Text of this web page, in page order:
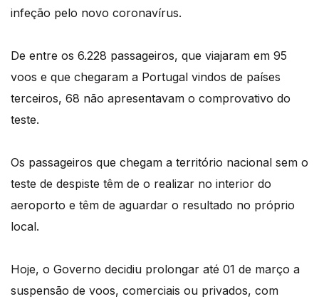
infeção pelo novo coronavírus.
De entre os 6.228 passageiros, que viajaram em 95
voos e que chegaram a Portugal vindos de países
terceiros, 68 não apresentavam o comprovativo do
teste.
Os passageiros que chegam a território nacional sem o
teste de despiste têm de o realizar no interior do
aeroporto e têm de aguardar o resultado no próprio
local.
Hoje, o Governo decidiu prolongar até 01 de março a
suspensão de voos, comerciais ou privados, com